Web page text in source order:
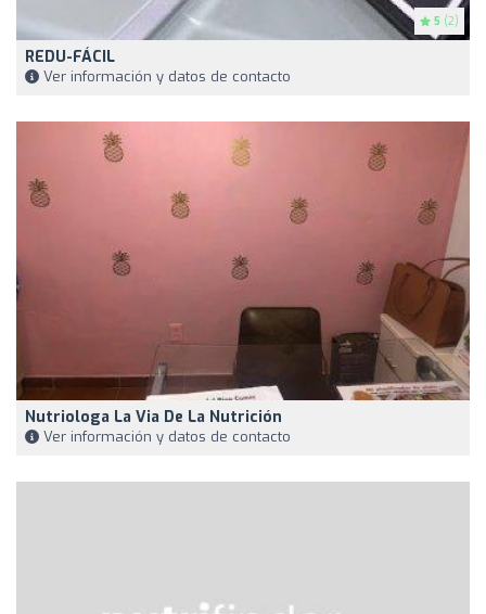
5 (2)
REDU-FÁCIL
Ver información y datos de contacto
Nutriologa La Via De La Nutrición
Ver información y datos de contacto